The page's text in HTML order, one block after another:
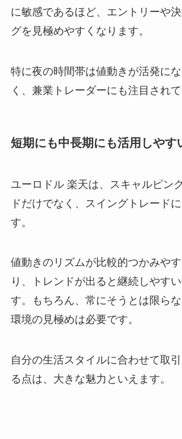
に敏感であるほど、エントリーや
グを見極めやすくなります。
特に夜の時間帯は値動きが活発に
く、兼業トレーダーにも注目されて
短期にも中長期にも活用しやす
ユーロドル 楽天は、スキャルピン
ドだけでなく、スイングトレード
す。
値動きのリズムが比較的つかみや
り、トレンドが出ると継続しやす
す。もちろん、常にそうとは限ら
環境の見極めは必要です。
自分の生活スタイルに合わせて取
る点は、大きな魅力といえます。